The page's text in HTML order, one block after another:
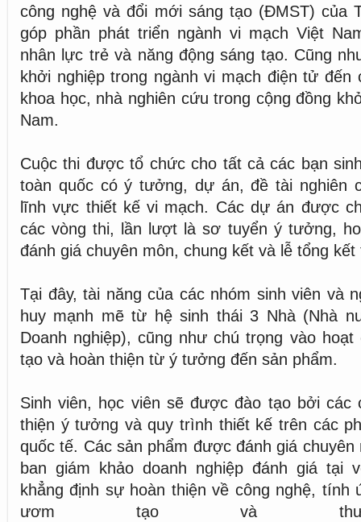
công nghệ và đổi mới sáng tạo (ĐMST) của
góp phần phát triển ngành vi mạch Việt
nhân lực trẻ và năng động sáng tạo. Cũng
khởi nghiệp trong ngành vi mạch điện tử
khoa học, nhà nghiên cứu trong cộng đồng
Nam.
Cuộc thi được tổ chức cho tất cả các bạn
toàn quốc có ý tưởng, dự án, đề tài nghiên
lĩnh vực thiết kế vi mạch. Các dự án được
các vòng thi, lần lượt là sơ tuyển ý tưởng,
đánh giá chuyên môn, chung kết và lễ tổng kết
Tại đây, tài năng của các nhóm sinh viên và
huy mạnh mẽ từ hệ sinh thái 3 Nhà (Nhà
Doanh nghiệp), cũng như chú trọng vào
tạo và hoàn thiện từ ý tưởng đến sản phẩm.
Sinh viên, học viên sẽ được đào tạo bởi các
thiện ý tưởng và quy trình thiết kế trên các
quốc tế. Các sản phẩm được đánh giá
ban giám khảo doanh nghiệp đánh giá tại
khẳng định sự hoàn thiện về công nghệ, tính
ươm tạo và